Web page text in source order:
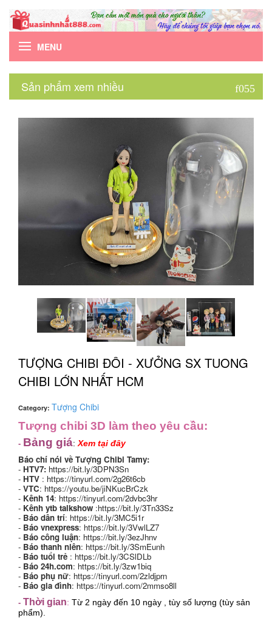
MENU
Sản phẩm xem nhiều
TƯỢNG CHIBI ĐÔI - XƯỞNG SX TUONG
CHIBI LỚN NHẤT HCM
Category: Tượng Chibi
Tượng chibi 3D làm theo yêu cầu:
- Bảng giá: Xem tại đây
Báo chí nói về Tượng Chibi Tamy:
- HTV7: https://bit.ly/3DPN3Sn
- HTV : https://tinyurl.com/2g26t6cb
- VTC: https://youtu.be/jiNKucBrCzk
- Kênh 14: https://tinyurl.com/2dvbc3hr
- Kênh ytb talkshow :https://bit.ly/3Tn33Sz
- Báo dân trí: https://bit.ly/3MC5i1r
- Báo vnexpress: https://bit.ly/3VwlLZ7
- Báo công luận: https://bit.ly/3ezJhnv
- Báo thanh niên: https://bit.ly/3SmEunh
- Báo tuổi trẻ : https://bit.ly/3CSlDLb
- Báo 24h.com: https://bit.ly/3zw1biq
- Báo phụ nữ: https://tinyurl.com/2zldjprn
- Báo gia đình: https://tinyurl.com/2mmso8ll
- Thời gian: Từ 2 ngày đến 10 ngày , tùy số lượng (tùy sản
phẩm).